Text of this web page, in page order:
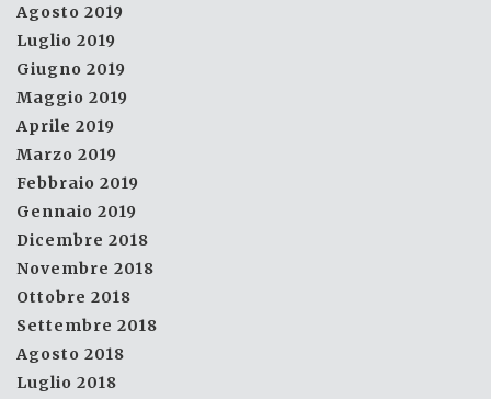
Agosto 2019
Luglio 2019
Giugno 2019
Maggio 2019
Aprile 2019
Marzo 2019
Febbraio 2019
Gennaio 2019
Dicembre 2018
Novembre 2018
Ottobre 2018
Settembre 2018
Agosto 2018
Luglio 2018